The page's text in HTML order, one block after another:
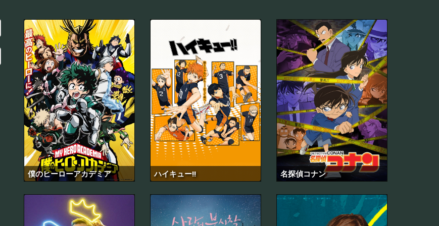
僕のヒーローアカデミア ハイキュー!! 名探偵コナン